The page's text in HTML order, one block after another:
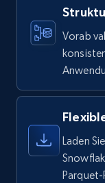
10.3K+
engagement
Like
and more.
Vorab
Laden